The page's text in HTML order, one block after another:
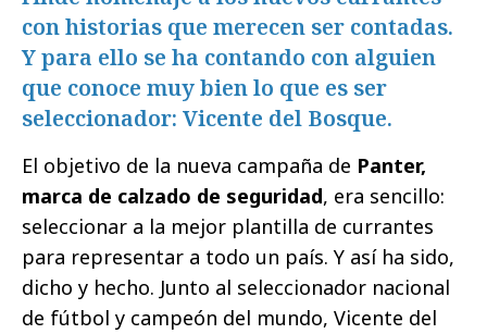
con historias que merecen ser contadas.
Y para ello se ha contando con alguien
que conoce muy bien lo que es ser
seleccionador: Vicente del Bosque.
El objetivo de la nueva campaña de Panter,
marca de calzado de seguridad, era sencillo:
seleccionar a la mejor plantilla de currantes
para representar a todo un país. Y así ha sido,
dicho y hecho. Junto al seleccionador nacional
de fútbol y campeón del mundo, Vicente del